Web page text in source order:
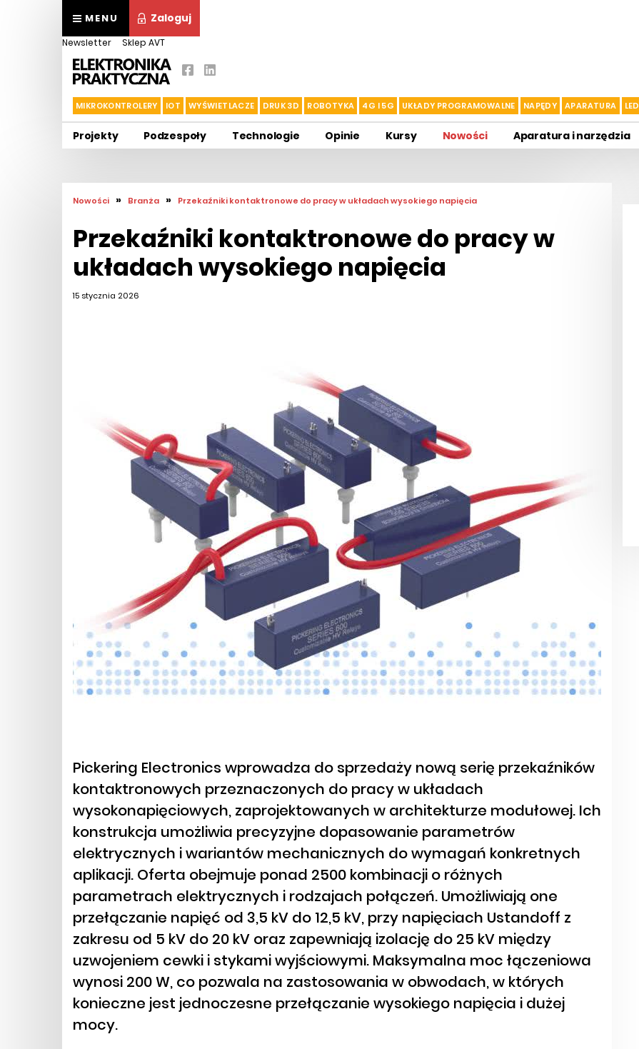
MENU Zaloguj
Newsletter Sklep AVT
MIKROKONTROLERY IOT WYŚWIETLACZE DRUK 3D ROBOTYKA 4G I 5G UKŁADY PROGRAMOWALNE NAPĘDY APARATURA LED
Projekty Podzespoły Technologie Opinie Kursy Nowości Aparatura i narzędzia
Nowości » Branża » Przekaźniki kontaktronowe do pracy w układach wysokiego napięcia
Przekaźniki kontaktronowe do pracy w
układach wysokiego napięcia
15 stycznia 2026
Pickering Electronics wprowadza do sprzedaży nową serię przekaźników
kontaktronowych przeznaczonych do pracy w układach
wysokonapięciowych, zaprojektowanych w architekturze modułowej. Ich
konstrukcja umożliwia precyzyjne dopasowanie parametrów
elektrycznych i wariantów mechanicznych do wymagań konkretnych
aplikacji. Oferta obejmuje ponad 2500 kombinacji o różnych
parametrach elektrycznych i rodzajach połączeń. Umożliwiają one
przełączanie napięć od 3,5 kV do 12,5 kV, przy napięciach Ustandoff z
zakresu od 5 kV do 20 kV oraz zapewniają izolację do 25 kV między
uzwojeniem cewki i stykami wyjściowymi. Maksymalna moc łączeniowa
wynosi 200 W, co pozwala na zastosowania w obwodach, w których
konieczne jest jednoczesne przełączanie wysokiego napięcia i dużej
mocy.